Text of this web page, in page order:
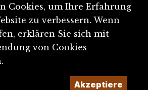
Cookies, um Ihre Erfahrung
zu verbessern. Wenn
erklären Sie sich mit
von Cookies
Akzeptiere